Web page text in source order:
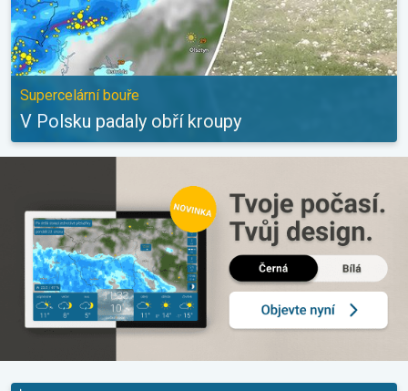
Supercelární bouře
V Polsku padaly obří kroupy